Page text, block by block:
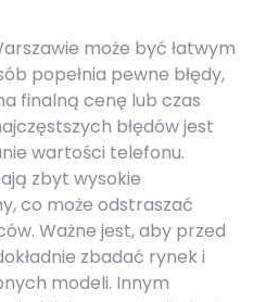
może być łatwym
popełnia pewne błędy,
finalną cenę lub czas
błędów jest
wartości telefonu.
zbyt wysokie
co może odstraszać
Ważne jest, aby przed
zbadać rynek i
modeli. Innym